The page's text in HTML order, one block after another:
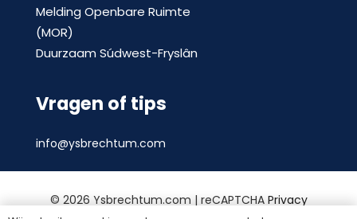
Melding Openbare Ruimte
(MOR)
Duurzaam Súdwest-Fryslân
Vragen of tips
info@ysbrechtum.com
© 2026 Ysbrechtum.com | reCAPTCHA Privacy